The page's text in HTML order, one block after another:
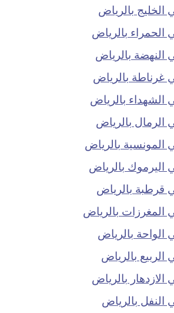
بالرياض
بالرياض
بالرياض
بالرياض
بالرياض
بالرياض
بالرياض
بالرياض
بالرياض
بالرياض
بالرياض
بالرياض
بالرياض
بالرياض